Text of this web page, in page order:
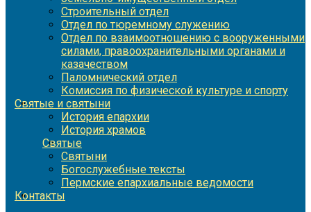
Строительный отдел
Отдел по тюремному служению
Отдел по взаимоотношению с вооруженными
силами, правоохранительными органами и
казачеством
Паломнический отдел
Комиссия по физической культуре и спорту
Святые и святыни
История епархии
История храмов
Святые
Святыни
Богослужебные тексты
Пермские епархиальные ведомости
Контакты